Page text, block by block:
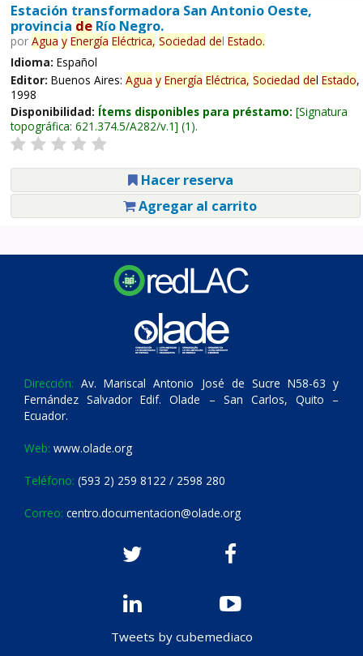
Estación transformadora San Antonio Oeste,
provincia deRío Negro.
por Agua y Energía Eléctrica, Sociedad del Estado.
Idioma: Español
Editor: Buenos Aires: Agua y Energía Eléctrica, Sociedad del Estado,
1998
Disponibilidad: Ítems disponibles para préstamo: Signatura
topográfica: 621.374.5/A282/v.1 (1).
Hacer reserva
Agregar al carrito
Dirección: Av. Mariscal Antonio José de Sucre N58-63 y
Fernández Salvador Edif. Olade – San Carlos, Quito –
Ecuador.
Web: www.olade.org
Teléfono: (593 2) 259 8122 / 2598 280
Correo: centro.documentacion@olade.org
Tweets by cubemediaco